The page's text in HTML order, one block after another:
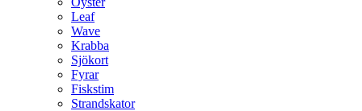
Leaf
Wave
Krabba
Sjökort
Fyrar
Fiskstim
Strandskator